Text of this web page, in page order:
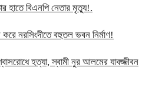
হাতে বিএনপি নেতার মৃত্যু!.
করে নরসিংদীতে বহুতল ভবন নির্মাণ!
হত্যা, স্বামী নুর আলমের যাবজ্জীবন